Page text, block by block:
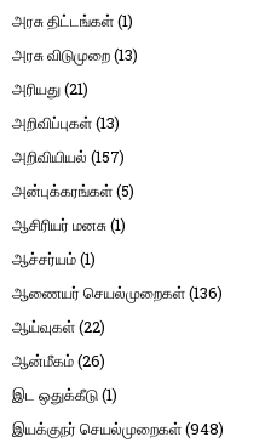
அரசு திட்டங்கள்(1)
அரசு விடுமுறை(13)
அரியது(21)
அறிவிப்புகள்(13)
அறிவியியல் (157)
அன்புக்கரங்கள்(5)
ஆசிரியர் மனசு(1)
ஆச்சர்யம்(1)
ஆணையர் செயல்முறைகள்(136)
ஆய்வுகள்(22)
ஆன்மீகம்(26)
இட ஒதுக்கீடு(1)
இயக்குநர் செயல்முறைகள்(948)